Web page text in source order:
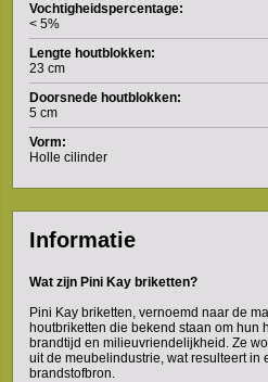
Informatie
Wat zijn Pini Kay briketten?
Pini Kay briketten, vernoemd naar de
houtbriketten die bekend staan om hun
brandtijd en milieuvriendelijkheid. Ze
uit de meubelindustrie, wat resulteert in
brandstofbron.
Vochtigheidspercentage:
< 5%
Lengte houtblokken:
23 cm
Doorsnede houtblokken:
5 cm
Vorm:
Holle cilinder